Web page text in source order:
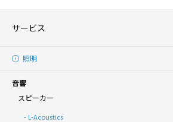
サービス
照明
音響
スピーカー
L-Acoustics